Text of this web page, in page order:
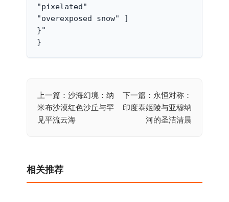
"pixelated"
"overexposed snow" ]
}"
}
文
章
上一篇：沙海幻境：纳
米布沙漠红色沙丘与罕
见平流云海
下一篇：永恒对称：
印度泰姬陵与亚穆纳
河的圣洁清晨
相关推荐